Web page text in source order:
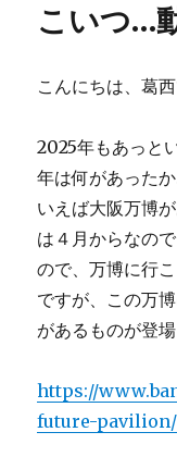
ー
こいつ…
こんにちは、葛西
2025年もあっと
年は何があった
いえば大阪万博
は４月からなの
ので、万博に行
ですが、この万
があるものが登場
https://
future-